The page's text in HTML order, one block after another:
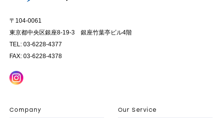
〒104-0061
東京都中央区銀座8-19-3 銀座竹葉亭ビル4階
TEL: 03-6228-4377
FAX: 03-6228-4378
Company Our Service